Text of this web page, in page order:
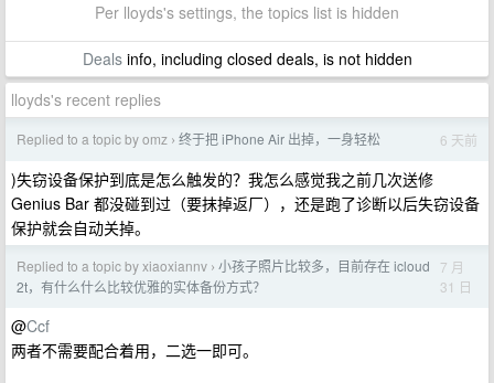
Per lloyds's settings, the topics list is hidden
Dealsinfo, including closed deals, is not hidden
lloyds's recent replies
Replied to a topic by omz › 终于把 iPhone Air 出掉，一身轻松 6 天前
)失窃设备保护到底是怎么触发的？我怎么感觉我之前几次送修
Genius Bar 都没碰到过（要抹掉返厂），还是跑了诊断以后失窃设备
保护就会自动关掉。
Replied to a topic by xiaoxiannv › 小孩子照片比较多，目前存在 icloud
2t，有什么什么比较优雅的实体备份方式？
7 月
31 日
@Ccf
两者不需要配合着用，二选一即可。